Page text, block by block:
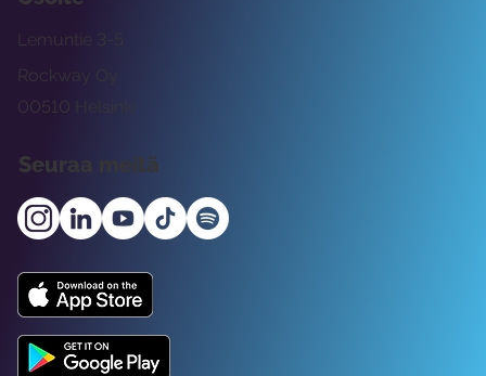
Rockway Oy
Lemuntie 3-5
00510 Helsinki
Seuraa meitä